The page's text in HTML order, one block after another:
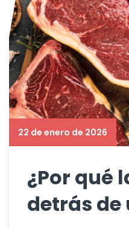
22 de enero de 2026
¿Por qué
detrás